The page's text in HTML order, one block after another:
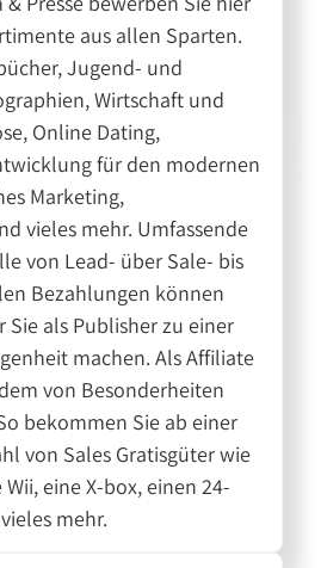
aus allen Sparten.
Jugend- und
Wirtschaft und
Online Dating,
für den modernen
Marketing,
vieles mehr. Umfassende
von Lead- über Sale- bis
Bezahlungen können
Sie als Publisher zu einer
machen. Als Affiliate
von Besonderheiten
bekommen Sie ab einer
von Sales Gratisgüter wie
eine X-box, einen 24-
mehr.